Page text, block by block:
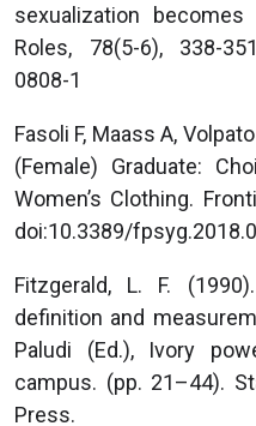
sexualization
Roles, 78(5-6), 338-
0808-1
Fasoli F, Maass A,
(Female) Graduate:
Women’s Clothing.
doi:10.3389/
Fitzgerald, L. F.
definition and
Paludi (Ed.), Ivory
campus. (pp. 21–44).
Press.